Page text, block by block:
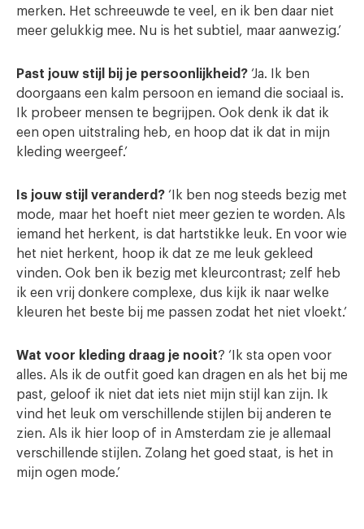
merken. Het schreeuwde te veel, en ik ben daar niet
meer gelukkig mee. Nu is het subtiel, maar aanwezig.’
Past jouw stijl bij je persoonlijkheid? ‘Ja. Ik ben
doorgaans een kalm persoon en iemand die sociaal is.
Ik probeer mensen te begrijpen. Ook denk ik dat ik
een open uitstraling heb, en hoop dat ik dat in mijn
kleding weergeef.’
Is jouw stijl veranderd? ‘Ik ben nog steeds bezig met
mode, maar het hoeft niet meer gezien te worden. Als
iemand het herkent, is dat hartstikke leuk. En voor wie
het niet herkent, hoop ik dat ze me leuk gekleed
vinden. Ook ben ik bezig met kleurcontrast; zelf heb
ik een vrij donkere complexe, dus kijk ik naar welke
kleuren het beste bij me passen zodat het niet vloekt.’
Wat voor kleding draag je nooit? ‘Ik sta open voor
alles. Als ik de outfit goed kan dragen en als het bij me
past, geloof ik niet dat iets niet mijn stijl kan zijn. Ik
vind het leuk om verschillende stijlen bij anderen te
zien. Als ik hier loop of in Amsterdam zie je allemaal
verschillende stijlen. Zolang het goed staat, is het in
mijn ogen mode.’